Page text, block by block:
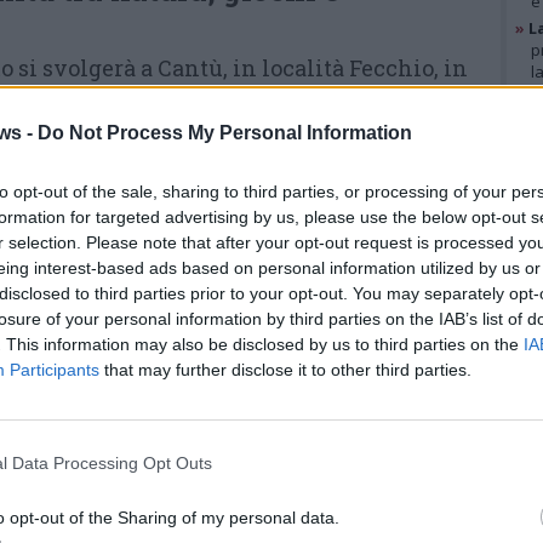
- Do Not Process My Personal Information
opt-out of the sale, sharing to third parties, or processing of your
for targeted advertising by us, please use the below opt-out
selection. Please note that after your opt-out request is processed
interest-based ads based on personal information utilized by us
to third parties prior to your opt-out. You may separately
of your personal information by third parties on the IAB’s list of
This information may also be disclosed by us to third parties on the
Participants that may further disclose it to other third parties.
Data Processing Opt Outs
opt-out of the Sharing of my personal data.
si svolgerà a Cantù, in località Fecchio, in
ambientale, mongolfiera, bubble football,
Domenica 24 maggio la festa
proseguirà con la camminata dei
gruppi di cammino del Parco,
nuovi laboratori di educazione
ambientale, mongolfiera, bubble
football, gonfiabili e proposte
gastronomiche. Un’occasione per
e partecipato, unendo gioco,
»
Nuova società, nuovo brand e tanti...